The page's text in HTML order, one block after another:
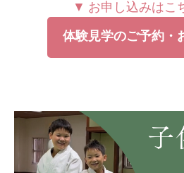
▼ お申し込みはこ
体験見学のご予約・